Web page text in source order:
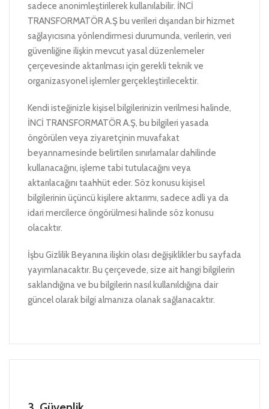
sadece anonimleştirilerek kullanılabilir. İNCİ
TRANSFORMATÖR A.Ş bu verileri dışarıdan bir hizmet
sağlayıcısına yönlendirmesi durumunda, verilerin, veri
güvenliğine ilişkin mevcut yasal düzenlemeler
çerçevesinde aktarılması için gerekli teknik ve
organizasyonel işlemler gerçekleştirilecektir.
Kendi isteğinizle kişisel bilgilerinizin verilmesi halinde,
İNCİ TRANSFORMATÖR A.Ş, bu bilgileri yasada
öngörülen veya ziyaretçinin muvafakat
beyannamesinde belirtilen sınırlamalar dahilinde
kullanacağını, işleme tabi tutulacağını veya
aktarılacağını taahhüt eder. Söz konusu kişisel
bilgilerinin üçüncü kişilere aktarımı, sadece adli ya da
idari mercilerce öngörülmesi halinde söz konusu
olacaktır.
İşbu Gizlilik Beyanına ilişkin olası değişiklikler bu sayfada
yayımlanacaktır. Bu çerçevede, size ait hangi bilgilerin
saklandığına ve bu bilgilerin nasıl kullanıldığına dair
güncel olarak bilgi almanıza olanak sağlanacaktır.